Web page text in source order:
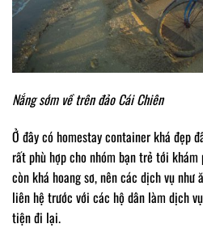
Nắng sớm về trên đảo Cái Chiên
Ở đây có homestay container khá đẹp
rất phù hợp cho nhóm bạn trẻ tới khám
còn khá hoang sơ, nên các dịch vụ như
liên hệ trước với các hộ dân làm dịch
tiện đi lại.